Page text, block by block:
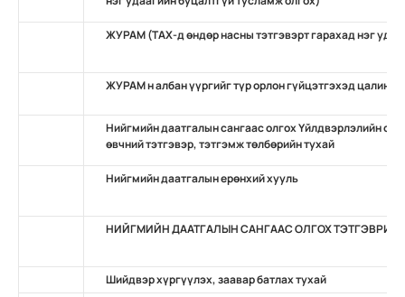
ЖУРАМ (ТАХ-д өндөр насны тэтгэвэрт гарахад нэг
ЖУРАМ н албан үүргийг түр орлон гүйцэтгэхэд цалин,
Нийгмийн даатгалын сангаас олгох Үйлдвэрлэлийн
өвчний тэтгэвэр, тэтгэмж төлбөрийн тухай
Нийгмийн даатгалын ерөнхий хууль
НИЙГМИЙН ДААТГАЛЫН САНГААС ОЛГОХ
Шийдвэр хүргүүлэх, заавар батлах тухай